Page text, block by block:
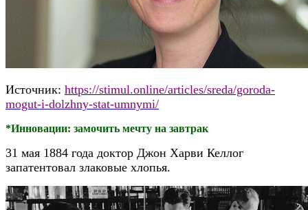
Источник: https://stimul.online/articles/sreda/goroda-
mogut-i-dolzhny-stat-umnymi/
*Инновации: замочить мечту на завтрак
31 мая 1884 года доктор Джон Харви Келлог
запатентовал злаковые хлопья.